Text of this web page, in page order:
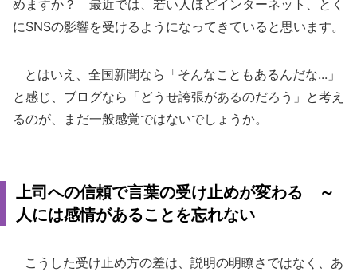
めますか？ 最近では、若い人ほどインターネット、とく
にSNSの影響を受けるようになってきていると思います。
とはいえ、全国新聞なら「そんなこともあるんだな...」
と感じ、ブログなら「どうせ誇張があるのだろう」と考え
るのが、まだ一般感覚ではないでしょうか。
上司への信頼で言葉の受け止めが変わる ～
人には感情があることを忘れない
こうした受け止め方の差は、説明の明瞭さではなく、あ